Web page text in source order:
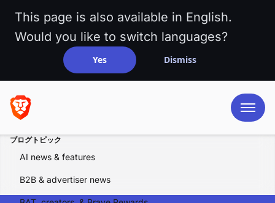
This page is also available in English.
Would you like to switch languages?
Yes Dismiss
ブログトピック
AI news & features
B2B & advertiser news